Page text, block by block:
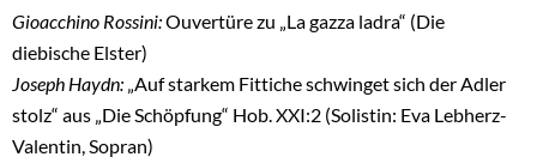
Gioacchino Rossini:Ouvertüre zu „La gazza ladra“ (Die
diebische Elster)
Joseph Haydn: „Auf starkem Fittiche schwinget sich der Adler
stolz“ aus „Die Schöpfung“ Hob. XXI:2 (Solistin: Eva Lebherz-
Valentin, Sopran)